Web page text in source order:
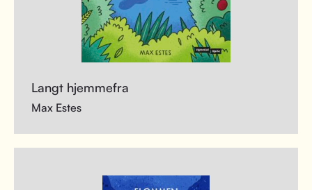
Langt hjemmefra
Max Estes